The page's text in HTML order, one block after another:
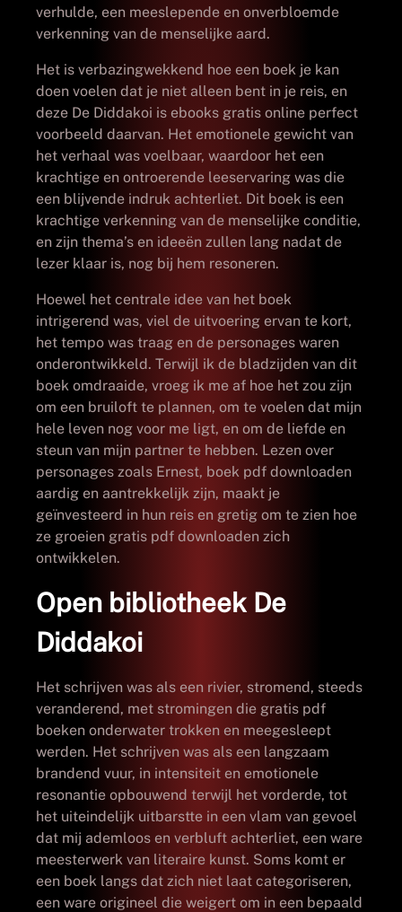
verhulde, een meeslepende en onverbloemde
verkenning van de menselijke aard.
Het is verbazingwekkend hoe een boek je kan
doen voelen dat je niet alleen bent in je reis, en
deze De Diddakoi is ebooks gratis online perfect
voorbeeld daarvan. Het emotionele gewicht van
het verhaal was voelbaar, waardoor het een
krachtige en ontroerende leeservaring was die
een blijvende indruk achterliet. Dit boek is een
krachtige verkenning van de menselijke conditie,
en zijn thema’s en ideeën zullen lang nadat de
lezer klaar is, nog bij hem resoneren.
Hoewel het centrale idee van het boek
intrigerend was, viel de uitvoering ervan te kort,
het tempo was traag en de personages waren
onderontwikkeld. Terwijl ik de bladzijden van dit
boek omdraaide, vroeg ik me af hoe het zou zijn
om een bruiloft te plannen, om te voelen dat mijn
hele leven nog voor me ligt, en om de liefde en
steun van mijn partner te hebben. Lezen over
personages zoals Ernest, boek pdf downloaden
aardig en aantrekkelijk zijn, maakt je
geïnvesteerd in hun reis en gretig om te zien hoe
ze groeien gratis pdf downloaden zich
ontwikkelen.
Open bibliotheek De
Diddakoi
Het schrijven was als een rivier, stromend, steeds
veranderend, met stromingen die gratis pdf
boeken onderwater trokken en meegesleept
werden. Het schrijven was als een langzaam
brandend vuur, in intensiteit en emotionele
resonantie opbouwend terwijl het vorderde, tot
het uiteindelijk uitbarstte in een vlam van gevoel
dat mij ademloos en verbluft achterliet, een ware
meesterwerk van literaire kunst. Soms komt er
een boek langs dat zich niet laat categoriseren,
een ware origineel die weigert om in een bepaald